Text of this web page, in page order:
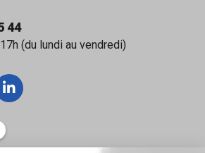
44
(du lundi au vendredi)